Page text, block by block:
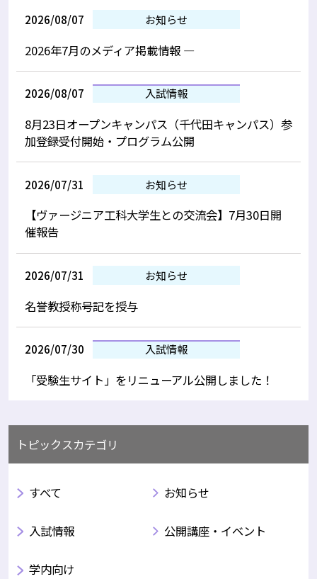
2026/08/07 お知らせ
2026年7月のメディア掲載情報 —
2026/08/07 入試情報
8月23日オープンキャンパス（千代田キャンパス）参
加登録受付開始・プログラム公開
2026/07/31 お知らせ
【ヴァージニア工科大学生との交流会】7月30日開
催報告
2026/07/31 お知らせ
名誉教授称号記を授与
2026/07/30 入試情報
「受験生サイト」をリニューアル公開しました！
トピックスカテゴリ
すべて お知らせ
入試情報 公開講座・イベント
学内向け